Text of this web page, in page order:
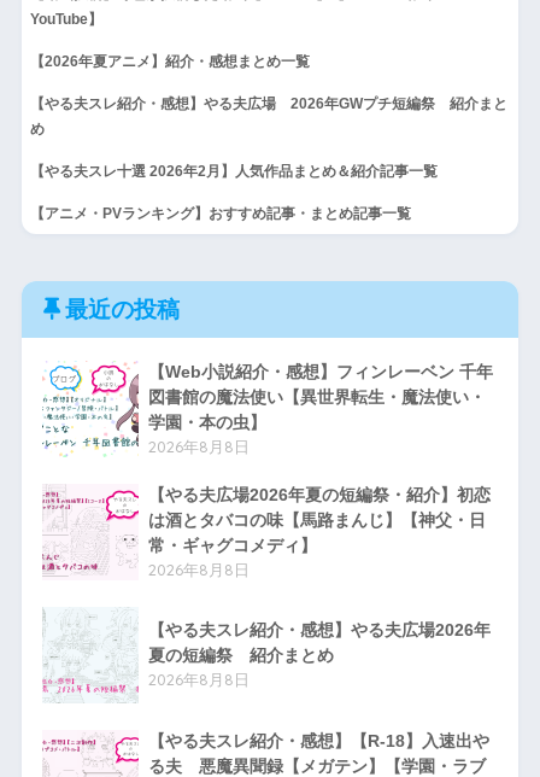
YouTube】
【2026年夏アニメ】紹介・感想まとめ一覧
【やる夫スレ紹介・感想】やる夫広場 2026年GWプチ短編祭 紹介まと
め
【やる夫スレ十選 2026年2月】人気作品まとめ＆紹介記事一覧
【アニメ・PVランキング】おすすめ記事・まとめ記事一覧
最近の投稿
【Web小説紹介・感想】フィンレーベン 千年
図書館の魔法使い【異世界転生・魔法使い・
学園・本の虫】
2026年8月8日
【やる夫広場2026年夏の短編祭・紹介】初恋
は酒とタバコの味【馬路まんじ】【神父・日
常・ギャグコメディ】
2026年8月8日
【やる夫スレ紹介・感想】やる夫広場2026年
夏の短編祭 紹介まとめ
2026年8月8日
【やる夫スレ紹介・感想】【R-18】入速出や
る夫 悪魔異聞録【メガテン】【学園・ラブ